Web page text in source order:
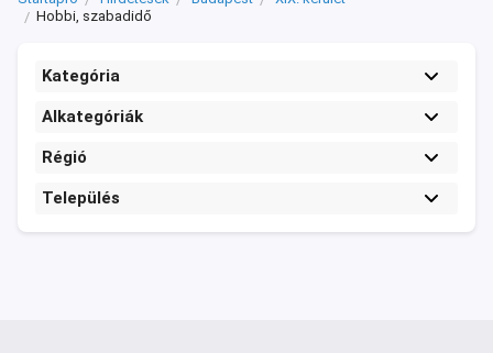
Hobbi, szabadidő
Kategória
Alkategóriák
Régió
Település